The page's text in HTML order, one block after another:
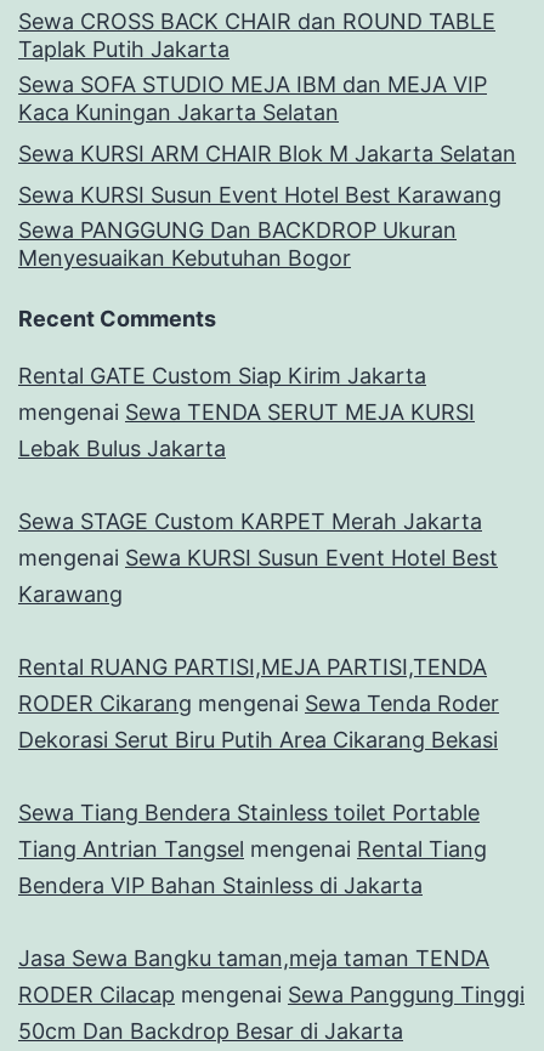
Sewa CROSS BACK CHAIR dan ROUND TABLE
Taplak Putih Jakarta
Sewa SOFA STUDIO MEJA IBM dan MEJA VIP
Kaca Kuningan Jakarta Selatan
Sewa KURSI ARM CHAIR Blok M Jakarta Selatan
Sewa KURSI Susun Event Hotel Best Karawang
Sewa PANGGUNG Dan BACKDROP Ukuran
Menyesuaikan Kebutuhan Bogor
Recent Comments
Rental GATE Custom Siap Kirim Jakarta
mengenai Sewa TENDA SERUT MEJA KURSI
Lebak Bulus Jakarta
Sewa STAGE Custom KARPET Merah Jakarta
mengenai Sewa KURSI Susun Event Hotel Best
Karawang
Rental RUANG PARTISI,MEJA PARTISI,TENDA
RODER Cikarang mengenai Sewa Tenda Roder
Dekorasi Serut Biru Putih Area Cikarang Bekasi
Sewa Tiang Bendera Stainless toilet Portable
Tiang Antrian Tangsel mengenai Rental Tiang
Bendera VIP Bahan Stainless di Jakarta
Jasa Sewa Bangku taman,meja taman TENDA
RODER Cilacap mengenai Sewa Panggung Tinggi
50cm Dan Backdrop Besar di Jakarta